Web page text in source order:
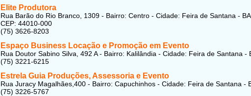
Elite Produtora
Rua Barão do Rio Branco, 1309 - Bairro: Centro - Cidade: Feira de Santana -
CEP: 44010-000
(75) 3626-8203
Espaço Business Locação e Promoção em Evento
Rua Doutor Sabino Silva, 492 A - Bairro: Kalilândia - Cidade: Feira de Santana -
(75) 3221-6215
Estrela Guia Produções, Assessoria e Evento
Rua Juracy Magalhães,400 - Bairro: Capuchinhos - Cidade: Feira de Santana -
(75) 3226-5767